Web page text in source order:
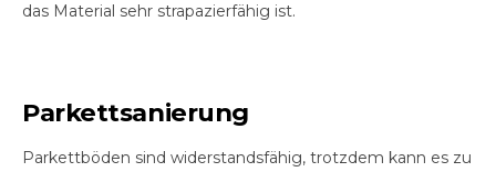
das Material sehr strapazierfähig ist.
Parkettsanierung
Parkettböden sind widerstandsfähig, trotzdem kann es zu